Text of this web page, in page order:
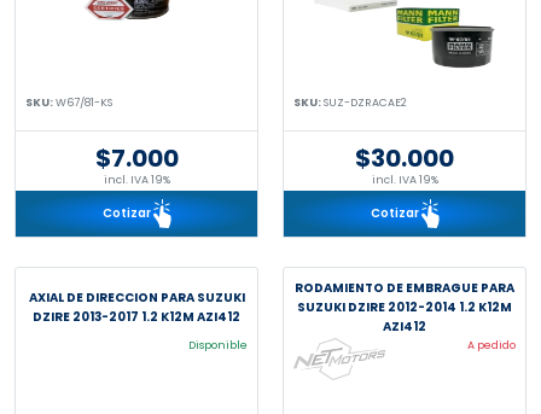
SKU:W67/81-KS
$7.000
incl. IVA 19%
Cotizar
SKU:SUZ-DZRACAE2
$30.000
incl. IVA 19%
Cotizar
AXIAL DE DIRECCION PARA SUZUKI
DZIRE 2013-2017 1.2 K12M AZI412
Disponible
RODAMIENTO DE EMBRAGUE PARA
SUZUKI DZIRE 2012-2014 1.2 K12M
AZI412
A pedido